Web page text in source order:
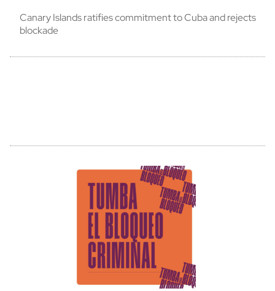
Canary Islands ratifies commitment to Cuba and rejects
blockade